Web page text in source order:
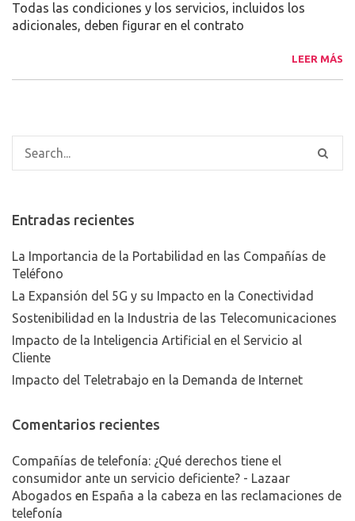
Todas las condiciones y los servicios, incluidos los
adicionales, deben figurar en el contrato
LEER MÁS
Entradas recientes
La Importancia de la Portabilidad en las Compañías de
Teléfono
La Expansión del 5G y su Impacto en la Conectividad
Sostenibilidad en la Industria de las Telecomunicaciones
Impacto de la Inteligencia Artificial en el Servicio al
Cliente
Impacto del Teletrabajo en la Demanda de Internet
Comentarios recientes
Compañías de telefonía: ¿Qué derechos tiene el
consumidor ante un servicio deficiente? - Lazaar
Abogados en España a la cabeza en las reclamaciones de
telefonía